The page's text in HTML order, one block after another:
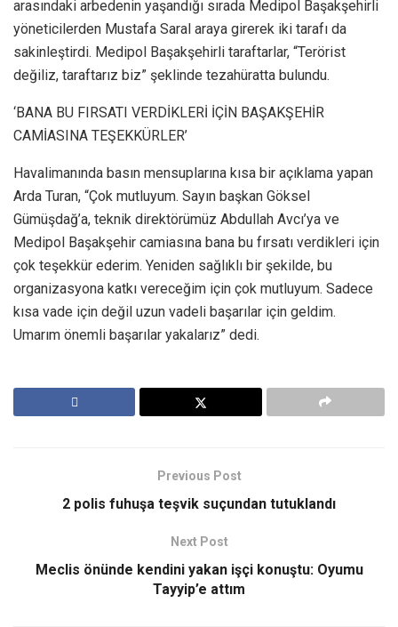
arasındaki arbedenin yaşandığı sırada Medipol Başakşehirli
yöneticilerden Mustafa Saral araya girerek iki tarafı da
sakinleştirdi. Medipol Başakşehirli taraftarlar, “Terörist
değiliz, taraftarız biz” şeklinde tezahüratta bulundu.
‘BANA BU FIRSATI VERDİKLERİ İÇİN BAŞAKŞEHİR
CAMİASINA TEŞEKKÜRLER’
Havalimanında basın mensuplarına kısa bir açıklama yapan
Arda Turan, “Çok mutluyum. Sayın başkan Göksel
Gümüşdağ’a, teknik direktörümüz Abdullah Avcı’ya ve
Medipol Başakşehir camiasına bana bu fırsatı verdikleri için
çok teşekkür ederim. Yeniden sağlıklı bir şekilde, bu
organizasyona katkı vereceğim için çok mutluyum. Sadece
kısa vade için değil uzun vadeli başarılar için geldim.
Umarım önemli başarılar yakalarız” dedi.
Previous Post
2 polis fuhuşa teşvik suçundan tutuklandı
Next Post
Meclis önünde kendini yakan işçi konuştu: Oyumu
Tayyip’e attım